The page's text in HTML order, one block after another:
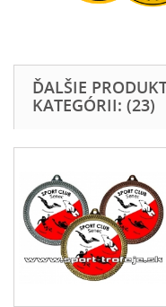
ĎALŠIE
KATEGÓRII: (23)